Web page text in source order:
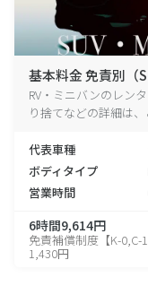
基本料金 免責別（
RV・ミニバンのレン
り捨てなどの詳細は
代表車種
ボディタイプ
営業時間
6時間9,614円
免責補償制度【K-0,C-
1,430円